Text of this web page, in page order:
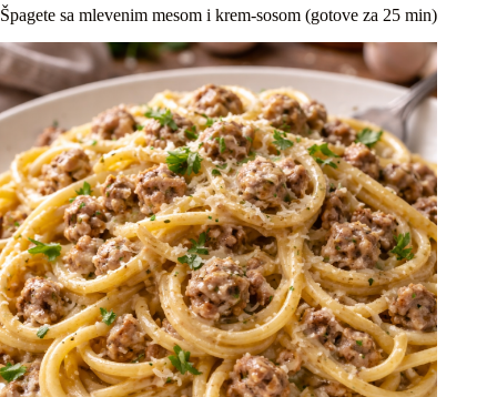
Špagete sa mlevenim mesom i krem-sosom (gotove za 25 min)